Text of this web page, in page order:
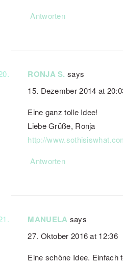
Antworten
RONJA S. says
15. Dezember 2014 at
Eine ganz tolle Idee!
Liebe Grüße, Ronja
http://
Antworten
MANUELA says
27. Oktober 2016 at 12:36
Eine schöne Idee. Einfach